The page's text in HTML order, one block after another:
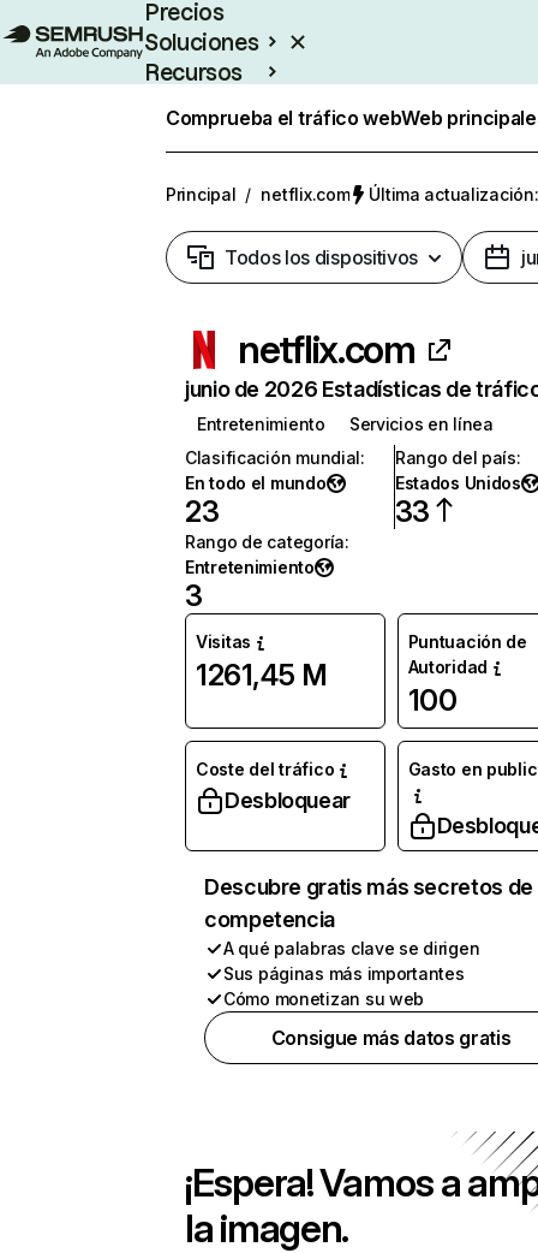
Precios
Soluciones
Recursos
Comprueba el tráfico webWeb
Principal / netflix.com Última
Todos los dispositivos
netflix.com
junio de 2026 Estadísticas de
Entretenimiento
Servicios en línea
Clasificación mundial:
En todo el mundo
23
Rango del país:
Estados Unidos
33
Rango de categoría:
Entretenimiento
3
Visitas
1261,45 M
Puntuación de
Autoridad
100
Coste del tráfico
Desbloquear
Gasto en
Descubre gratis más secretos de
competencia
A qué palabras clave se dirigen
Sus páginas más importantes
Cómo monetizan su web
Consigue más datos gratis
¡Espera! Vamos a
la imagen.